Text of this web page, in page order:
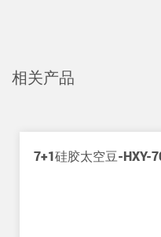
相关产品
HXY-7008B